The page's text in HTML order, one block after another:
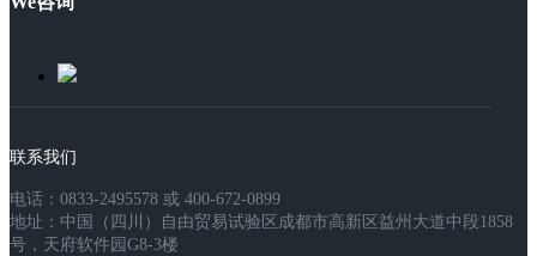
联系我们
电话：0833-2495578 或 400-672-0899
地址：中国（四川）自由贸易试验区成都市高新区益州大道中段1858
号，天府软件园G8-3楼